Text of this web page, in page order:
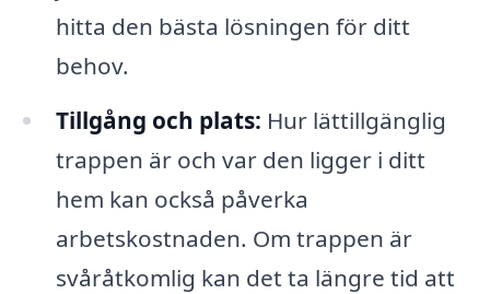
hitta den bästa lösningen för ditt
behov.
Tillgång och plats: Hur lättillgänglig
trappen är och var den ligger i ditt
hem kan också påverka
arbetskostnaden. Om trappen är
svåråtkomlig kan det ta längre tid att